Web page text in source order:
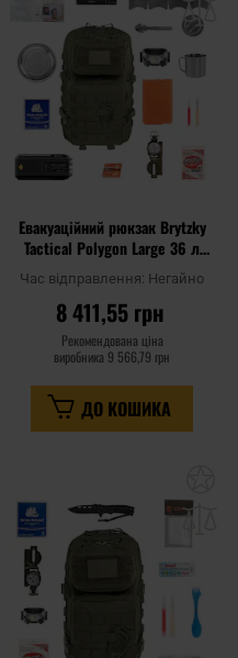
списку
уподобань
Евакуаційний рюкзак Brytzky
Tactical Polygon Large 36 л
Olive Large V2 - зі
спорядженням
Час відправлення: Негайно
8 411,55 грн
Рекомендована ціна
виробника 9 566,79 грн
ДО КОШИКА
списку
уподобань